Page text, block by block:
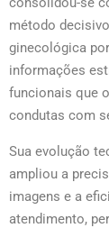
método
ginecológica
informações
funcionais que
condutas com
Sua evolução
ampliou a
imagens e a
atendimento,